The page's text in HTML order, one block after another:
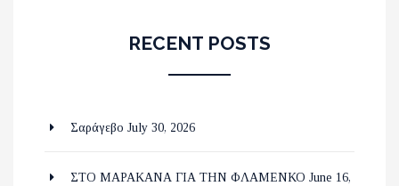
RECENT POSTS
Σαράγεβο July 30, 2026
ΣΤΟ ΜΑΡΑΚΑΝΑ ΓΙΑ ΤΗΝ ΦΛΑΜΕΝΚΟ June 16,